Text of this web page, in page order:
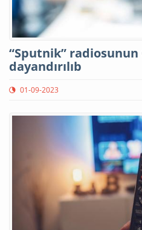
“Sputnik” radiosunun
dayandırılıb
01-09-2023